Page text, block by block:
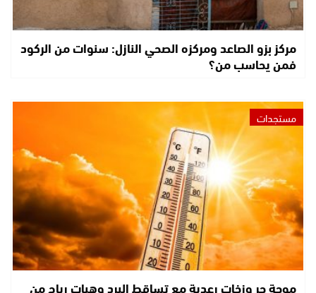
مركز بزو الصاعد ومركزه الصحي النازل: سنوات من الركود
فمن يحاسب من؟
مستجدات
موجة حر وزخات رعدية مع تساقط البرد وهبات رياح من